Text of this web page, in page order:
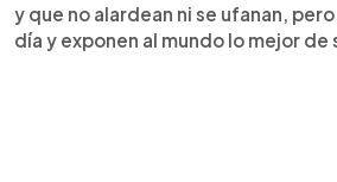
y que no alardean ni se ufanan,
día y exponen al mundo lo mejor de